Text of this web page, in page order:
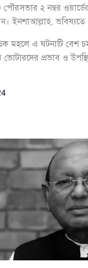
পৌরসভার ২ নম্বর
ইনশাআল্লাহ, ভবিষ্যতে
মহলে এ ঘটনাটি বেশ
ভোটারদের প্রভাব ও